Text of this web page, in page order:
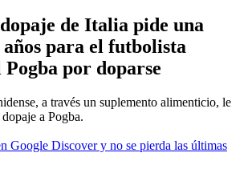
de Italia pide una
años para el futbolista
por doparse
a través un suplemento alimenticio, le
a Pogba.
Google Discover y no se pierda las últimas